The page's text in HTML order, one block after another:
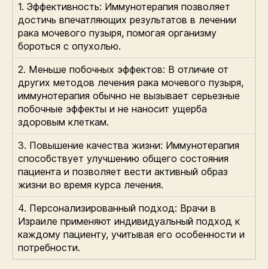
1. Эффективность: Иммунотерапия позволяет
достичь впечатляющих результатов в лечении
рака мочевого пузыря, помогая организму
бороться с опухолью.
2. Меньше побочных эффектов: В отличие от
других методов лечения рака мочевого пузыря,
иммунотерапия обычно не вызывает серьезные
побочные эффекты и не наносит ущерба
здоровым клеткам.
3. Повышение качества жизни: Иммунотерапия
способствует улучшению общего состояния
пациента и позволяет вести активный образ
жизни во время курса лечения.
4. Персонализированный подход: Врачи в
Израиле применяют индивидуальный подход к
каждому пациенту, учитывая его особенности и
потребности.